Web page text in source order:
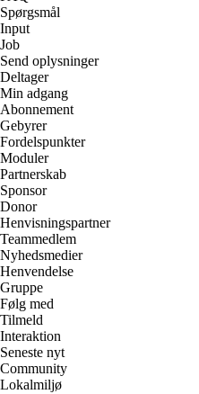
Spørgsmål
Input
Job
Send oplysninger
Deltager
Min adgang
Abonnement
Gebyrer
Fordelspunkter
Moduler
Partnerskab
Sponsor
Donor
Henvisningspartner
Teammedlem
Nyhedsmedier
Henvendelse
Gruppe
Følg med
Tilmeld
Interaktion
Seneste nyt
Community
Lokalmiljø